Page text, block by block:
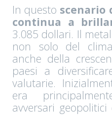
In questo scenario
continua a
3.085 dollari. Il
non solo del
anche della
paesi a
valutarie.
era
avversari